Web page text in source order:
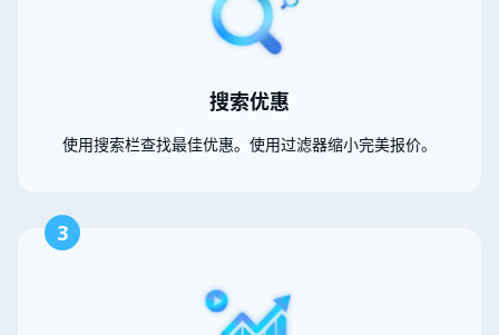
搜索优惠
使用搜索栏查找最佳优惠。使用过滤器缩小完美报价。
3